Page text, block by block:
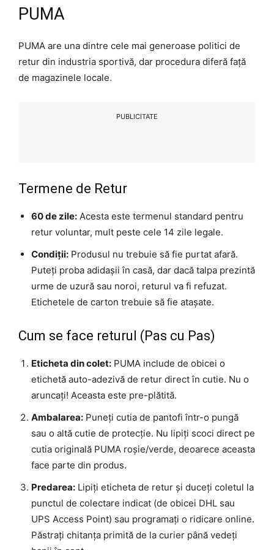
PUMA
PUMA are una dintre cele mai generoase politici de
retur din industria sportivă, dar procedura diferă față
de magazinele locale.
PUBLICITATE
Termene de Retur
60 de zile: Acesta este termenul standard pentru
retur voluntar, mult peste cele 14 zile legale.
Condiții: Produsul nu trebuie să fie purtat afară.
Puteți proba adidașii în casă, dar dacă talpa prezintă
urme de uzură sau noroi, returul va fi refuzat.
Etichetele de carton trebuie să fie atașate.
Cum se face returul (Pas cu Pas)
Eticheta din colet: PUMA include de obicei o
etichetă auto-adezivă de retur direct în cutie. Nu o
aruncați! Aceasta este pre-plătită.
Ambalarea: Puneți cutia de pantofi într-o pungă
sau o altă cutie de protecție. Nu lipiți scoci direct pe
cutia originală PUMA roșie/verde, deoarece aceasta
face parte din produs.
Predarea: Lipiți eticheta de retur și duceți coletul la
punctul de colectare indicat (de obicei DHL sau
UPS Access Point) sau programați o ridicare online.
Păstrați chitanța primită de la curier până vedeți